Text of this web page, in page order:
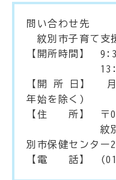
問い合わせ先
紋別市子育て支
【開所時間】
13:00～
【開 所 日】 月
年始を除く)
【住 所】 〒
紋別市幸町
別市保健センター
【電 話】